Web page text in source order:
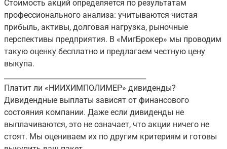
Стоимость акций определяется по результатам
профессионального анализа: учитываются чистая
прибыль, активы, долговая нагрузка, рыночные
перспективы предприятия. В «МигБрокер» мы проводим
такую оценку бесплатно и предлагаем честную цену
выкупа.
Платит ли «НИИХИМПОЛИМЕР» дивиденды?
Дивидендные выплаты зависят от финансового
состояния компании. Даже если дивиденды не
выплачиваются, это не означает, что акции ничего не
стоят. Мы оцениваем их по другим критериям и готовы